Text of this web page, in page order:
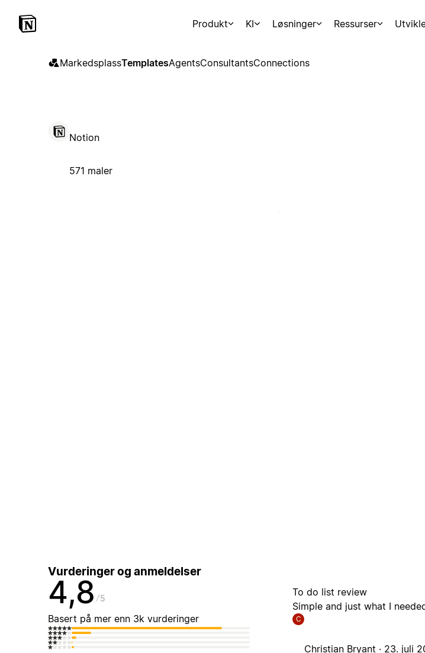
Produkt KI Løsninger Ressurser
MarkedsplassTemplatesAgentsConsultantsConnections
Notion
571 maler
Vurderinger og anmeldelser
4,8 5
Basert på mer enn 3k vurderinger
To do list review
Simple and just what I
C
Christian Bryant · 23. juli